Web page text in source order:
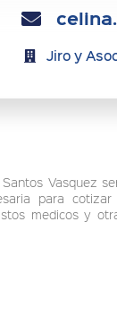
Jiro y
Vasquez
para
medicos y